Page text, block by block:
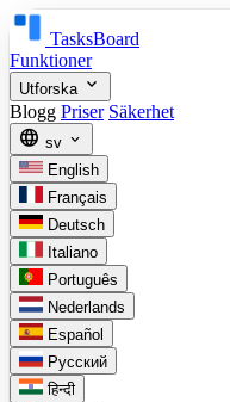
TasksBoard
Funktioner
Utforska expand_more
Blogg Priser Säkerhet
language sv expand_more
English
Français
Deutsch
Italiano
Português
Nederlands
Español
Русский
हिन्दी